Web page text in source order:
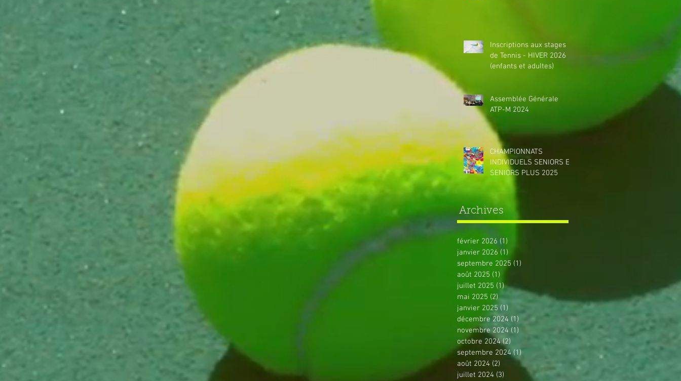
Inscriptions aux stages
de Tennis - HIVER 2026
(enfants et adultes)
Assemblée Générale
ATP-M 2024
CHAMPIONNATS
INDIVIDUELS SENIORS ET
SENIORS PLUS 2025
Archives
février 2026 (1)
janvier 2026 (1)
septembre 2025 (1)
août 2025 (1)
juillet 2025 (1)1 post
mai 2025 (2)2 posts
janvier 2025 (1)
décembre 2024 (1) 1 post
novembre 2024 (1)
octobre 2024 (2)
septembre 2024 (1)
août 2024 (2) 2 posts
juillet 2024 (3)